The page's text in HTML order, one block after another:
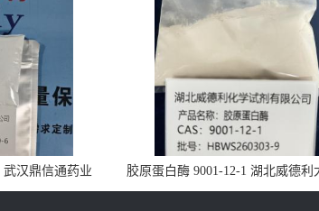
武汉鼎信通药业
胶原蛋白酶 9001-12-1 湖北威德利
供应